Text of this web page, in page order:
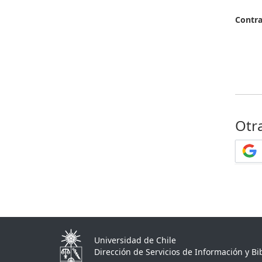
Universidad de Chile
Dirección de Servicios de Información y